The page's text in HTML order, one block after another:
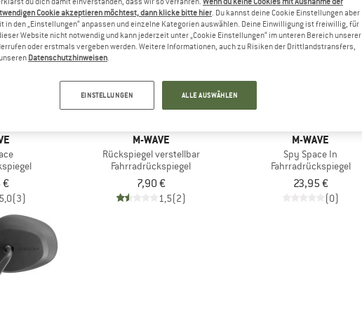
€
5,0(3)
M-WAVE
Rückspiegel verstellbar
Fahrradrückspiegel
7,90 €
1,5(2)
M-WAVE
Spy Space In
Fahrradrückspiegel
23,95 €
(0)
Cookie akzeptieren möchtest, dann klicke bitte hier . Du kannst deine Cookie Einstellungen aber
in den „Einstellungen“ anpassen und einzelne Kategorien auswählen. Deine Einwilligung ist freiwillig, für
Website nicht notwendig und kann jederzeit unter „Cookie Einstellungen“ im unteren Bereich unserer
oder erstmals vergeben werden. Weitere Informationen, auch zu Risiken der Drittlandstransfers,
Datenschutzhinweisen
EINSTELLUNGEN ALLE AUSWÄHLEN